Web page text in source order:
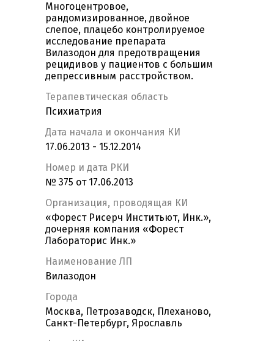
Многоцентровое,
рандомизированное, двойное
слепое, плацебо контролируемое
исследование препарата
Вилазодон для предотвращения
рецидивов у пациентов с большим
депрессивным расстройством.
Терапевтическая область
Психиатрия
Дата начала и окончания КИ
17.06.2013 - 15.12.2014
Номер и дата РКИ
№ 375 от 17.06.2013
Организация, проводящая КИ
«Форест Рисерч Инститьют, Инк.»,
дочерняя компания «Форест
Лабораторис Инк.»
Наименование ЛП
Вилазодон
Города
Москва, Петрозаводск, Плеханово,
Санкт-Петербург, Ярославль